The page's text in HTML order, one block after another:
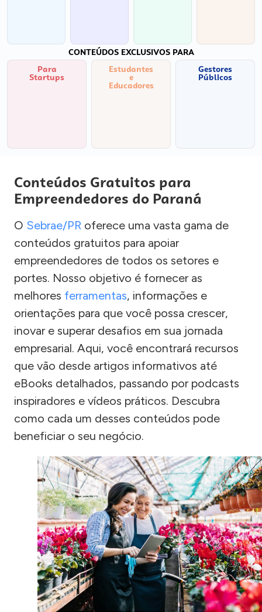
CONTEÚDOS EXCLUSIVOS PARA
Para
Startups
Estudantes
e
Educadores
Gestores
Públicos
Conteúdos Gratuitos para
Empreendedores do Paraná
O Sebrae/PR oferece uma vasta gama de
conteúdos gratuitos para apoiar
empreendedores de todos os setores e
portes. Nosso objetivo é fornecer as
melhores ferramentas, informações e
orientações para que você possa crescer,
inovar e superar desafios em sua jornada
empresarial. Aqui, você encontrará recursos
que vão desde artigos informativos até
eBooks detalhados, passando por podcasts
inspiradores e vídeos práticos. Descubra
como cada um desses conteúdos pode
beneficiar o seu negócio.